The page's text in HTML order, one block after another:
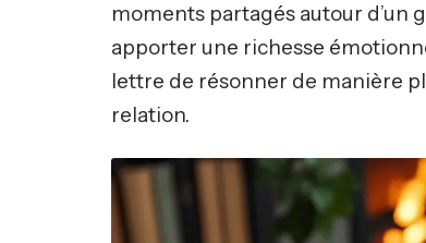
moments partagés autour d’un
apporter une richesse
lettre de résonner de manière
relation.